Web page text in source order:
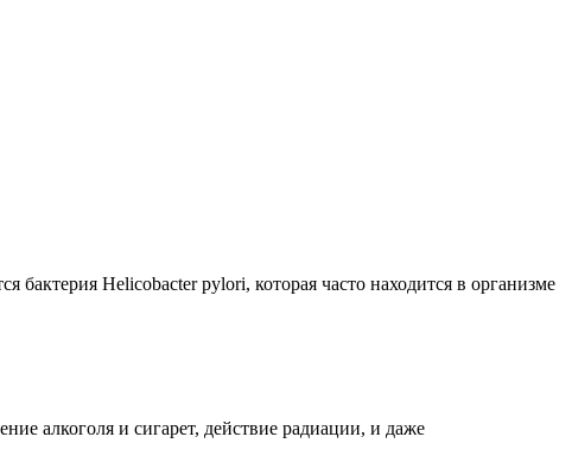
Helicobacter pylori, которая часто находится в организме
алкоголя и сигарет, действие радиации, и даже